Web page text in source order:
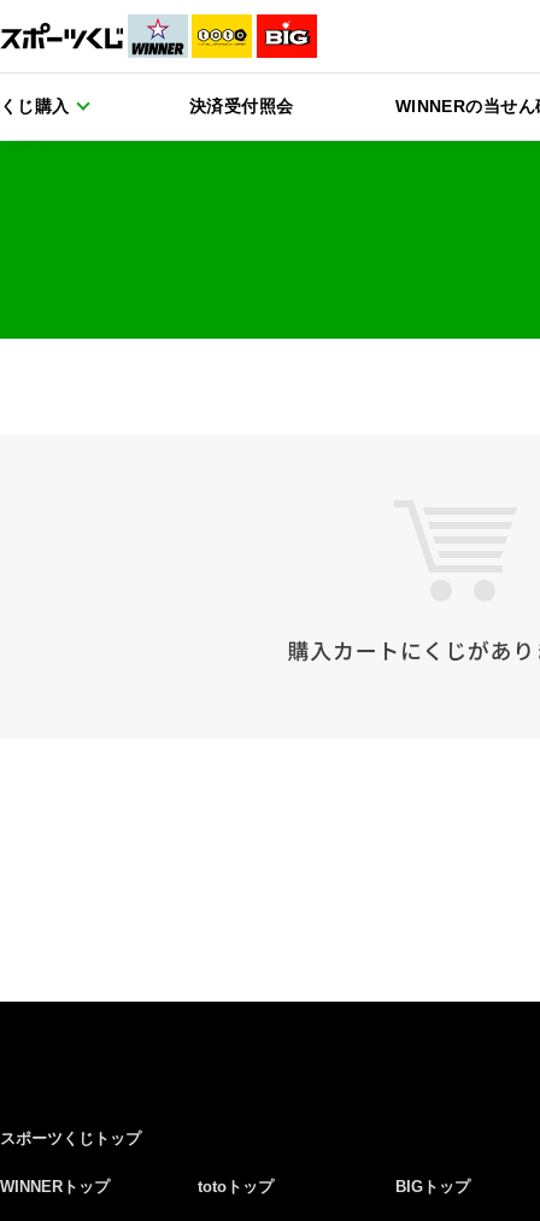
くじ購入 決済受付照会 WINNERの当せん